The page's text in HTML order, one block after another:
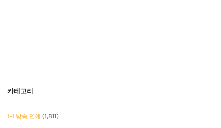
카테고리
1-1 방송 연예 (1,811)